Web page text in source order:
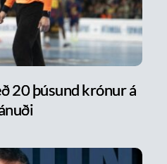
20 þúsund krónur á